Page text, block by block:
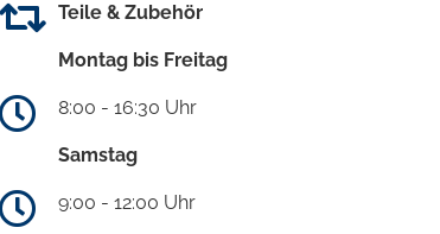
Teile & Zubehör
Montag bis Freitag
8:00 - 16:30 Uhr
Samstag
9:00 - 12:00 Uhr